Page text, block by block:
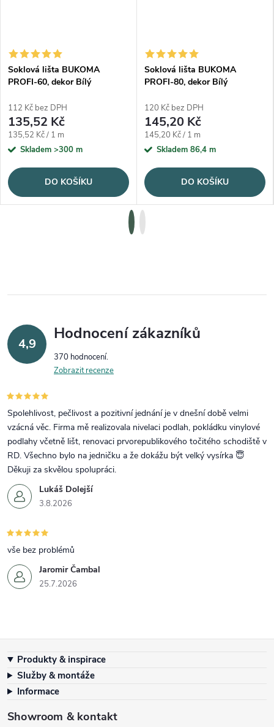
Soklová lišta BUKOMA
PROFI-60, dekor Bílý
112 Kč bez DPH
135,52 Kč
Měrná cena:
135,52 Kč / 1 m
Skladem >300 m
DO KOŠÍKU
Soklová lišta BUKOMA
PROFI-80, dekor Bílý
120 Kč bez DPH
145,20 Kč
Měrná cena:
145,20 Kč / 1 m
Skladem 86,4 m
DO KOŠÍKU
4,9
Hodnocení zákazníků
370 hodnocení
Zobrazit recenze
Lukáš Dolejší
3.8.2026
Spolehlivost, pečlivost a pozitivní jednání je v dnešní době velmi
vzácná věc. Firma mě realizovala nivelaci podlah, pokládku vinylové
podlahy včetně lišt, renovaci prvorepublikového točitého schodiště v
RD. Všechno bylo na jedničku a že dokážu být velký vysírka 😇
Děkuji za skvělou spolupráci.
Jaromir Čambal
25.7.2026
vše bez problémů
Produkty & inspirace
Služby & montáže
Informace
Showroom & kontakt